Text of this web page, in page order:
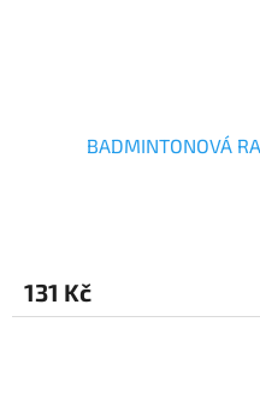
BADMINTONOVÁ
131 Kč